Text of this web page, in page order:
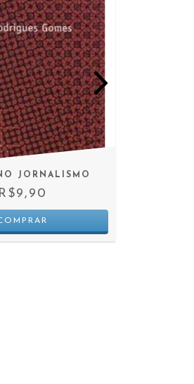
JORNALISMO
R$9,90